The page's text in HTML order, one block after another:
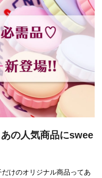
の人気商品にswee
だけのオリジナル商品ってあ